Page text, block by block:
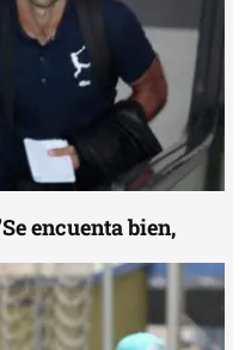
encuenta bien,